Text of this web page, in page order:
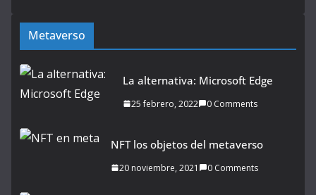
Metaverso
La alternativa: Microsoft Edge
25 febrero, 2022 0 Comments
NFT los objetos del metaverso
20 noviembre, 2021 0 Comments